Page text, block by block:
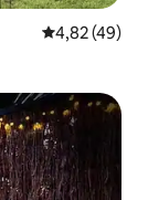
Gemiddelde
4,82 (49)